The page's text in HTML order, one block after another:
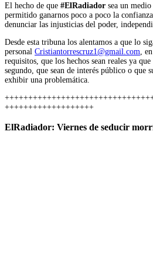
El hecho de que #ElRadiador sea un
permitido ganarnos poco a poco la
denunciar las injusticias del poder,
Desde esta tribuna los alentamos a que lo
personal Cristiantorrescruz1@gmail.com ,
requisitos, que los hechos sean reales ya
segundo, que sean de interés público o que
exhibir una problemática.
+++++++++++++++++++
ElRadiador: Viernes de seducir